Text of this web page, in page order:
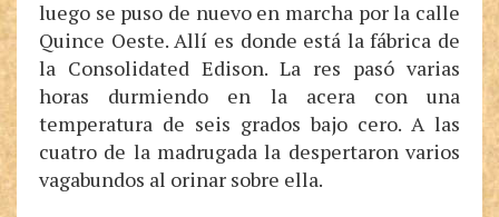
luego se puso de nuevo en marcha por la calle
Quince Oeste. Allí es donde está la fábrica de
la Consolidated Edison. La res pasó varias
horas durmiendo en la acera con una
temperatura de seis grados bajo cero. A las
cuatro de la madrugada la despertaron varios
vagabundos al orinar sobre ella.